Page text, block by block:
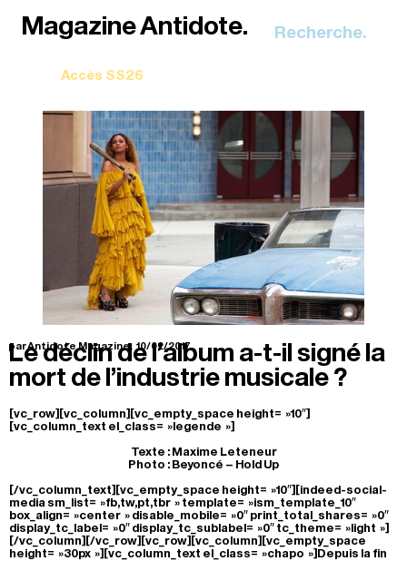
Recherche.
par Antidote Magazine. 10/02/2017
Le déclin de l’album a-t-il signé la
mort de l’industrie musicale ?
[vc_row][vc_column][vc_empty_space height= »10″]
[vc_column_text el_class= »legende »]
Texte : Maxime Leteneur
Photo : Beyoncé – Hold Up
[/vc_column_text][vc_empty_space height= »10″][indeed-social-
media sm_list= »fb,tw,pt,tbr » template= »ism_template_10″
box_align= »center » disable_mobile= »0″ print_total_shares= »0″
display_tc_label= »0″ display_tc_sublabel= »0″ tc_theme= »light »]
[/vc_column][/vc_row][vc_row][vc_column][vc_empty_space
height= »30px »][vc_column_text el_class= »chapo »]Depuis la fin